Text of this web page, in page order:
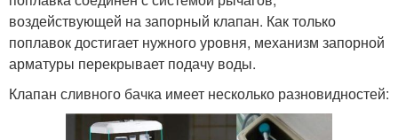
воздействующей на запорный клапан. Как только
поплавок достигает нужного уровня, механизм запорной
арматуры перекрывает подачу воды.
Клапан сливного бачка имеет несколько разновидностей: